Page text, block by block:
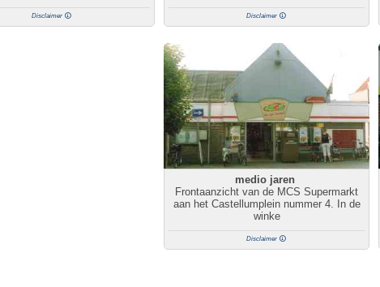
Disclaimer Disclaimer
medio jaren
Frontaanzicht van de MCS Supermarkt
aan het Castellumplein nummer 4. In de
winke
Disclaimer